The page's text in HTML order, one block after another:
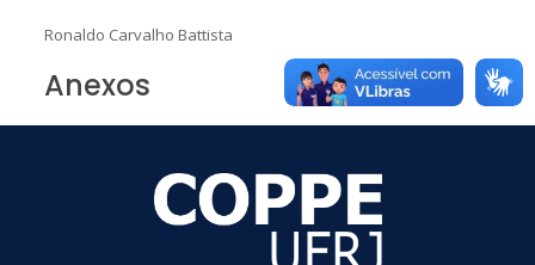
Ronaldo Carvalho Battista
Anexos